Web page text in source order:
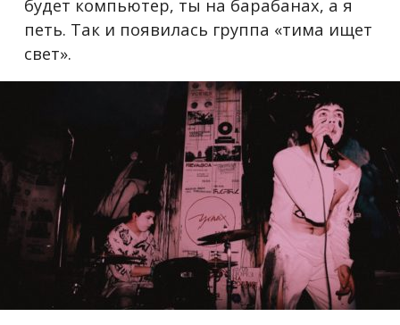
будет компьютер, ты на барабанах, а я
петь. Так и появилась группа «тима ищет
свет».